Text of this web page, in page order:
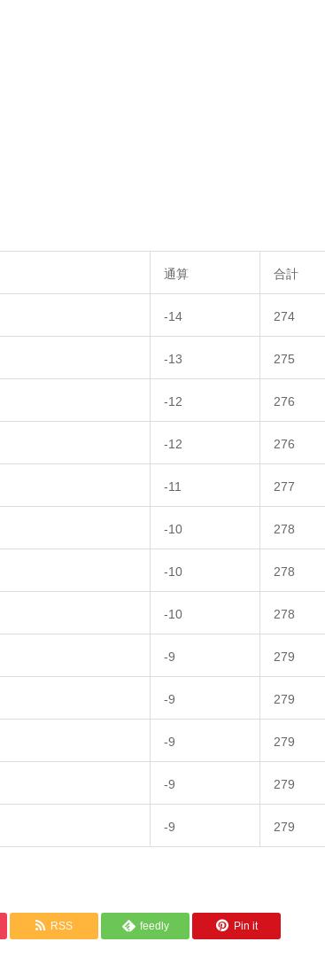
通算 合計
-14 274
-13 275
-12 276
-12 276
-11 277
-10 278
-10 278
-10 278
-9 279
-9 279
-9 279
-9 279
-9 279
RSS feedly Pin it